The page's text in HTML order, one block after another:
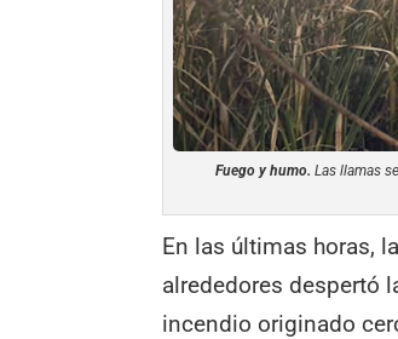
Fuego y humo. Las llamas
En las últimas horas,
alrededores despertó
incendio originado